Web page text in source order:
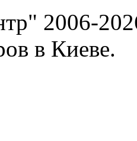
2006-
в Киеве.